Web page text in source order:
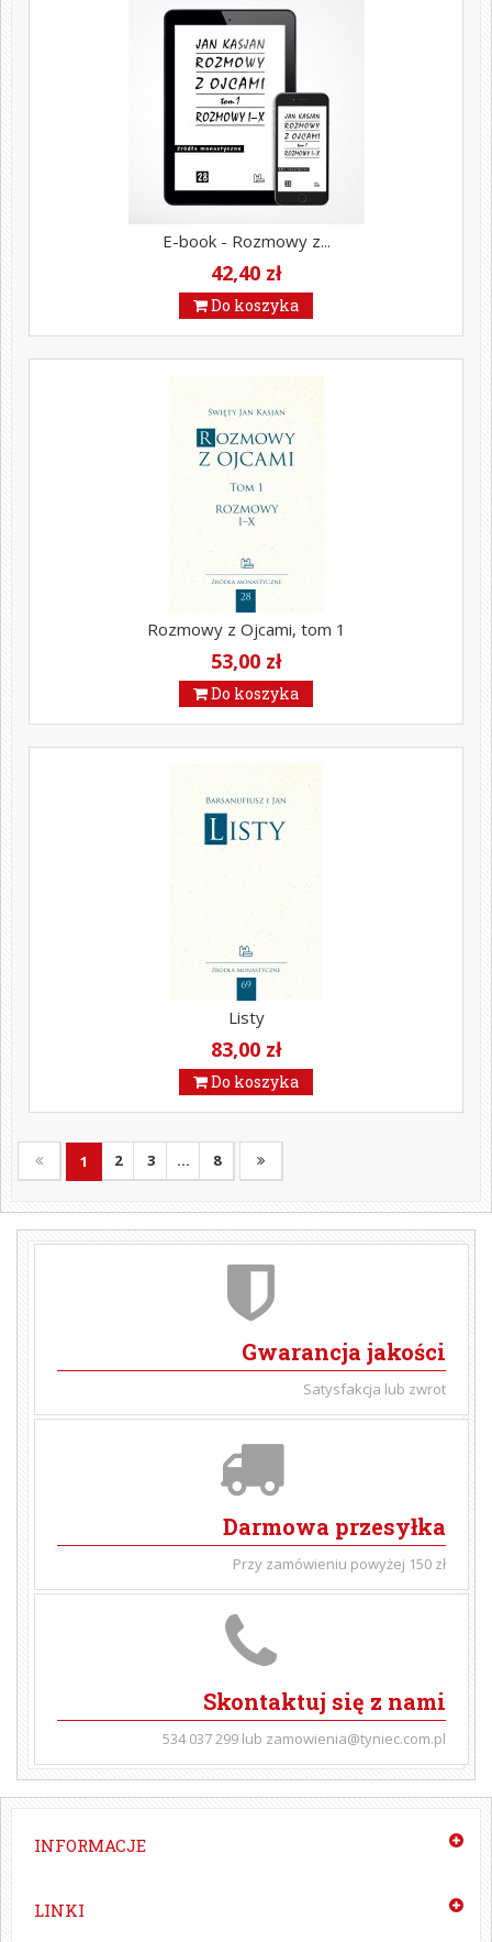
E-book - Rozmowy z...
42,40 zł
Do koszyka
Rozmowy z Ojcami, tom 1
53,00 zł
Do koszyka
Listy
83,00 zł
Do koszyka
1 2 3 ... 8
Gwarancja jakości
Satysfakcja lub zwrot
Darmowa przesyłka
Przy zamówieniu powyżej 150 zł
Skontaktuj się z nami
534 037 299 lub zamowienia@tyniec.com.pl
INFORMACJE
LINKI